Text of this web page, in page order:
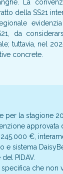
La
della SS21
da
tuttavia, nel
concrete.
per la stagione
€,
e sistema
PIDAV.
specifica che